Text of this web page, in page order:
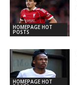
HOMEPAGE HOT
POSTS
HOMEPAGE HOT